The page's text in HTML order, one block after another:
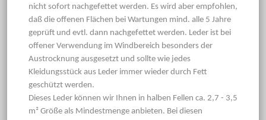
nicht sofort nachgefettet werden. Es wird aber empfohlen,
daß die offenen Flächen bei Wartungen mind. alle 5 Jahre
geprüft und evtl. dann nachgefettet werden. Leder ist bei
offener Verwendung im Windbereich besonders der
Austrocknung ausgesetzt und sollte wie jedes
Kleidungsstück aus Leder immer wieder durch Fett
geschützt werden.
Dieses Leder können wir Ihnen in halben Fellen ca. 2,7 - 3,5
m² Größe als Mindestmenge anbieten. Bei diesen